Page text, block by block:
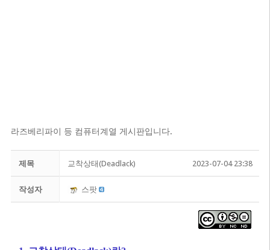
라즈베리파이 등 컴퓨터계열 게시판입니다.
제목 교착상태(Deadlack) 2023-07-04 23:38
작성자 스팟